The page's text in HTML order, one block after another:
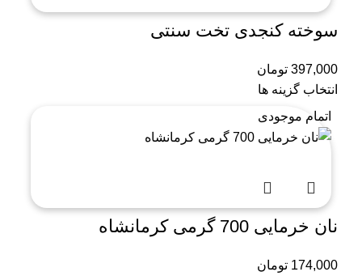
سوخته کنجدی تخت سنتی
397,000 تومان
انتخاب گزینه ها
اتمام موجودی
نان خرمایی 700 گرمی کرمانشاه
174,000 تومان